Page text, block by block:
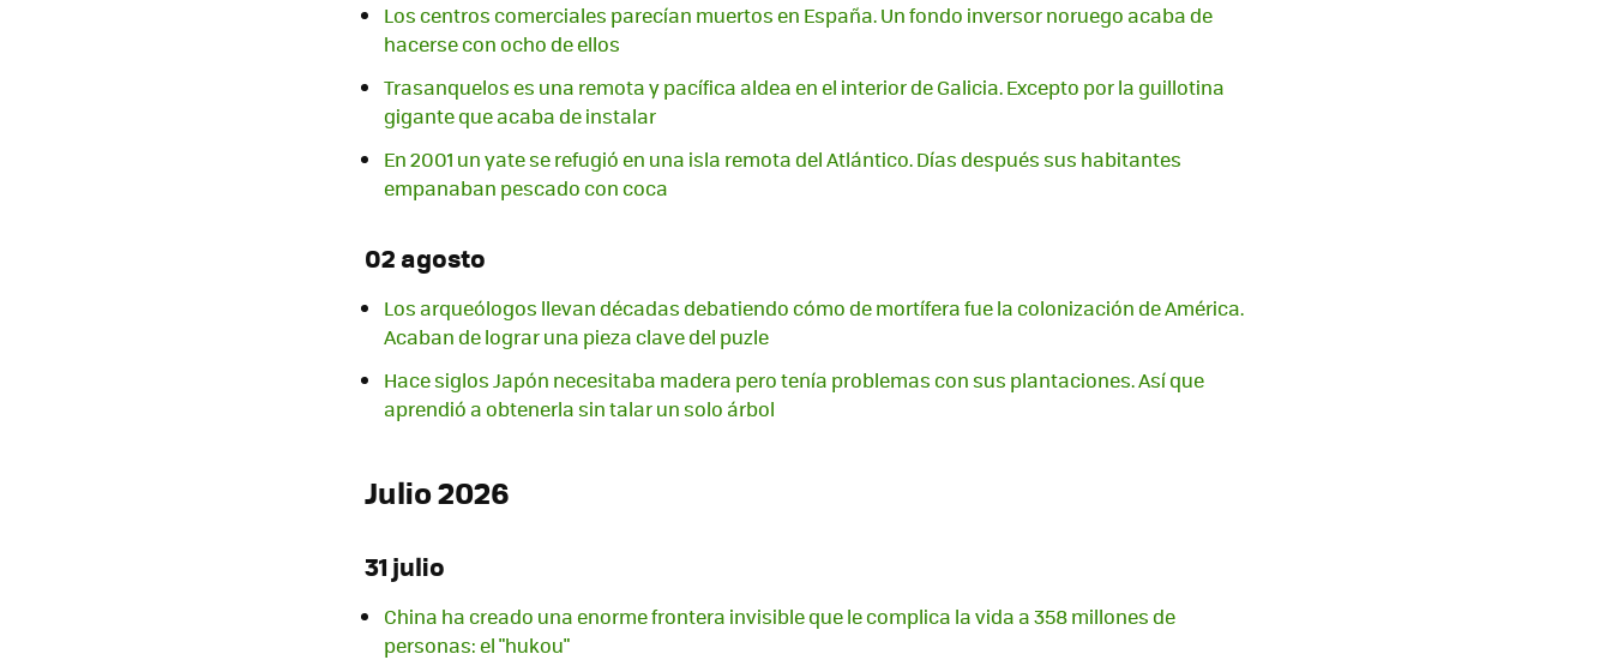
Los centros comerciales parecían muertos en España. Un fondo inversor noruego acaba de
hacerse con ocho de ellos
Trasanquelos es una remota y pacífica aldea en el interior de Galicia. Excepto por la guillotina
gigante que acaba de instalar
En 2001 un yate se refugió en una isla remota del Atlántico. Días después sus habitantes
empanaban pescado con coca
02 agosto
Los arqueólogos llevan décadas debatiendo cómo de mortífera fue la colonización de América.
Acaban de lograr una pieza clave del puzle
Hace siglos Japón necesitaba madera pero tenía problemas con sus plantaciones. Así que
aprendió a obtenerla sin talar un solo árbol
Julio 2026
31 julio
China ha creado una enorme frontera invisible que le complica la vida a 358 millones de
personas: el "hukou"